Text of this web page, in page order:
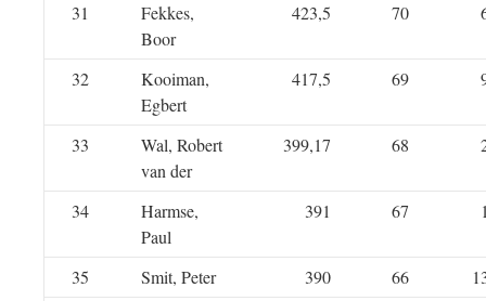
31
Fekkes,
Boor
423,5 70
32
Kooiman,
Egbert
417,5 69
33
Wal, Robert
van der
399,17 68
34
Harmse,
Paul
391 67
35 Smit, Peter 390 66